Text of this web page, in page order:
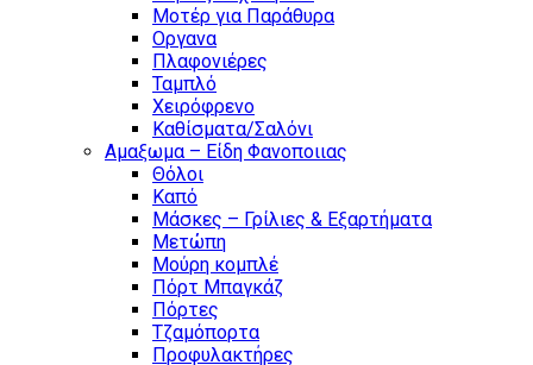
Μοτέρ για Παράθυρα
Οργανα
Πλαφονιέρες
Ταμπλό
Χειρόφρενο
Καθίσματα/Σαλόνι
Αμαξωμα – Είδη Φανοποιιας
Θόλοι
Καπό
Μάσκες – Γρίλιες & Εξαρτήματα
Μετώπη
Μούρη κομπλέ
Πόρτ Μπαγκάζ
Πόρτες
Τζαμόπορτα
Προφυλακτήρες